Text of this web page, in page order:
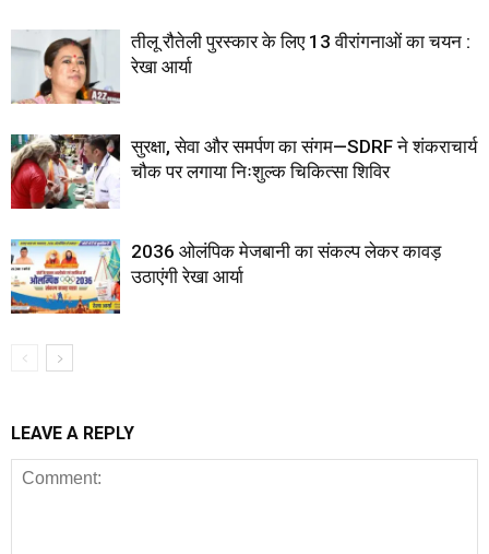
तीलू रौतेली पुरस्कार के लिए 13 वीरांगनाओं का चयन :
रेखा आर्या
सुरक्षा, सेवा और समर्पण का संगम—SDRF ने शंकराचार्य
चौक पर लगाया निःशुल्क चिकित्सा शिविर
2036 ओलंपिक मेजबानी का संकल्प लेकर कावड़
उठाएंगी रेखा आर्या
LEAVE A REPLY